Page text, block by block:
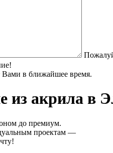
в ближайшее время.
акрила в
до премиум.
проектам —